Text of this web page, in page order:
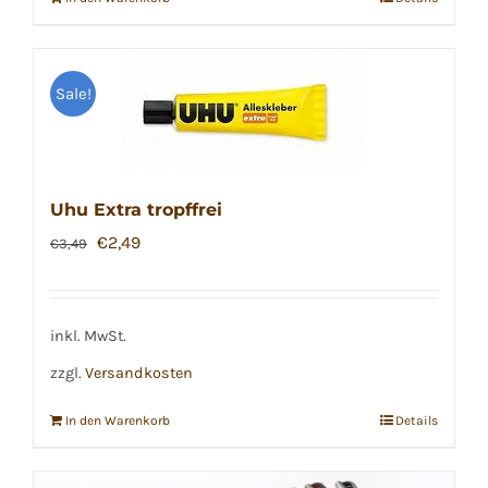
Sale!
Uhu Extra tropffrei
€3,49 Ursprünglicher
€3,49
€2,49Aktueller
inkl. MwSt.
zzgl. Versandkosten
In den Warenkorb Details